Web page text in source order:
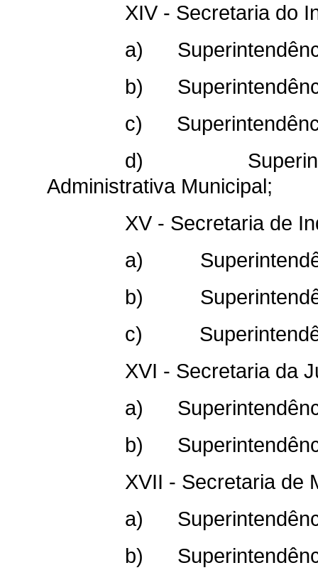
XIV - Secretaria do
a)
b)
c)
d)
Administrativa Municipal;
XV - Secretaria de
a)
b)
c)
XVI - Secretaria da
a)
b)
XVII - Secretaria
a)
b)